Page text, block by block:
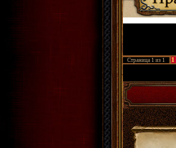
Страница 1 из 1
1